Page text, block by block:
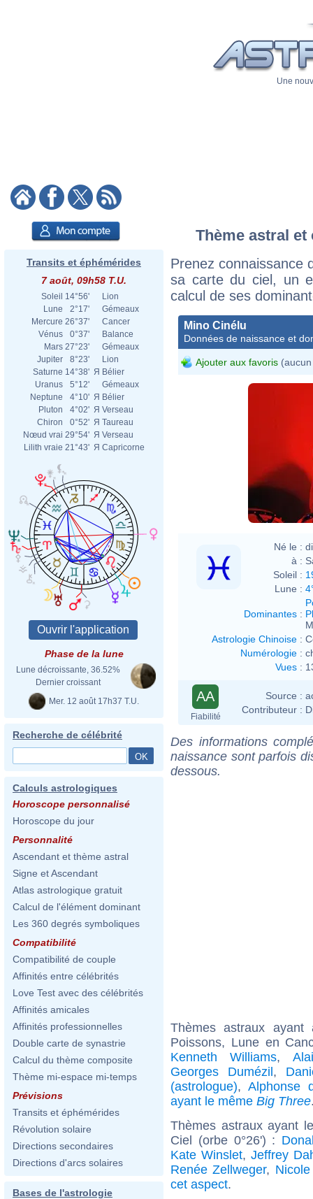
Une
Transits et éphémérides
7 août, 09h58 T.U.
Soleil 14°56'
Lion
Lune
2°17'
Gémeaux
Mercure 26°37'
Cancer
Vénus
0°37'
Balance
Mars 27°23'
Gémeaux
Jupiter
8°23'
Lion
Saturne 14°38' Я Bélier
Uranus
5°12'
Gémeaux
Neptune
4°10' Я Bélier
Pluton
4°02' Я Verseau
Chiron
0°52' Я Taureau
Nœud vrai 29°54' Я Verseau
Lilith vraie 21°43' Я Capricorne
Phase de la lune
Lune décroissante, 36.52%
Dernier croissant
Mer. 12 août 17h37 T.U.
Recherche de célébrité
Calculs astrologiques
Horoscope personnalisé
Horoscope du jour
Personnalité
Ascendant et thème astral
Signe et Ascendant
Atlas astrologique gratuit
Calcul de l'élément dominant
Les 360 degrés symboliques
Compatibilité
Compatibilité de couple
Affinités entre célébrités
Love Test avec des célébrités
Affinités amicales
Affinités professionnelles
Double carte de synastrie
Calcul du thème composite
Thème mi-espace mi-temps
Prévisions
Transits et éphémérides
Révolution solaire
Directions secondaires
Directions d'arcs solaires
Bases de l'astrologie
Thème astral et
Prenez connaissance
sa carte du ciel, un
calcul de ses
Mino Cinélu
Données de naissance et
Ajouter aux favoris
Né le :
à :
Soleil :
Lune :
Dominantes :
Astrologie Chinoise :
Numérologie :
Vues :
AA
Fiabilité
Source :
Contributeur :
Des informations
naissance sont parfois
dessous.
Thèmes astraux
Poissons, Lune en
Kenneth Williams,
Georges Dumézil,
(astrologue), Alphonse
ayant le même Big Three
Thèmes astraux ayant
Ciel (orbe 0°26') :
Kate Winslet,Jeffrey
Renée Zellweger,
cet aspect.